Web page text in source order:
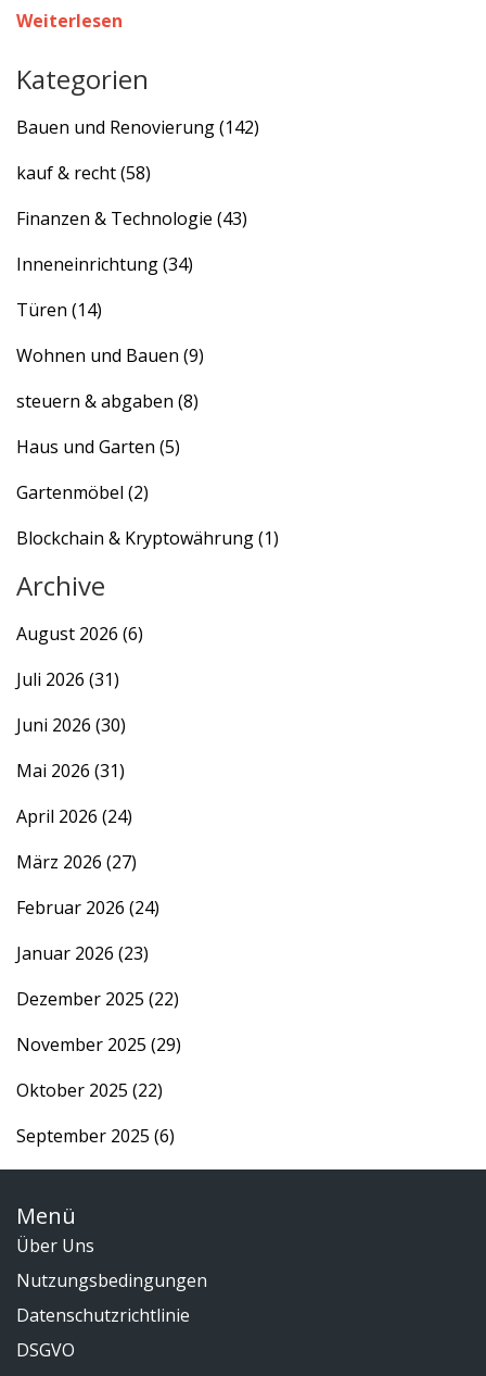
Weiterlesen
Kategorien
Bauen und Renovierung(142)
kauf & recht(58)
Finanzen & Technologie (43)
Inneneinrichtung(34)
Türen (14)
Wohnen und Bauen (9)
steuern & abgaben (8)
Haus und Garten (5)
Gartenmöbel (2)
Blockchain & Kryptowährung(1)
Archive
August 2026 (6)
Juli 2026 (31)
Juni 2026 (30)
Mai 2026 (31)
April 2026 (24)
März 2026 (27)
Februar 2026 (24)
Januar 2026 (23)
Dezember 2025 (22)
November 2025 (29)
Oktober 2025 (22)
September 2025 (6)
Menü
Über Uns
Nutzungsbedingungen
Datenschutzrichtlinie
DSGVO